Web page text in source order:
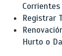
Corrientes
Registrar
Hurto o